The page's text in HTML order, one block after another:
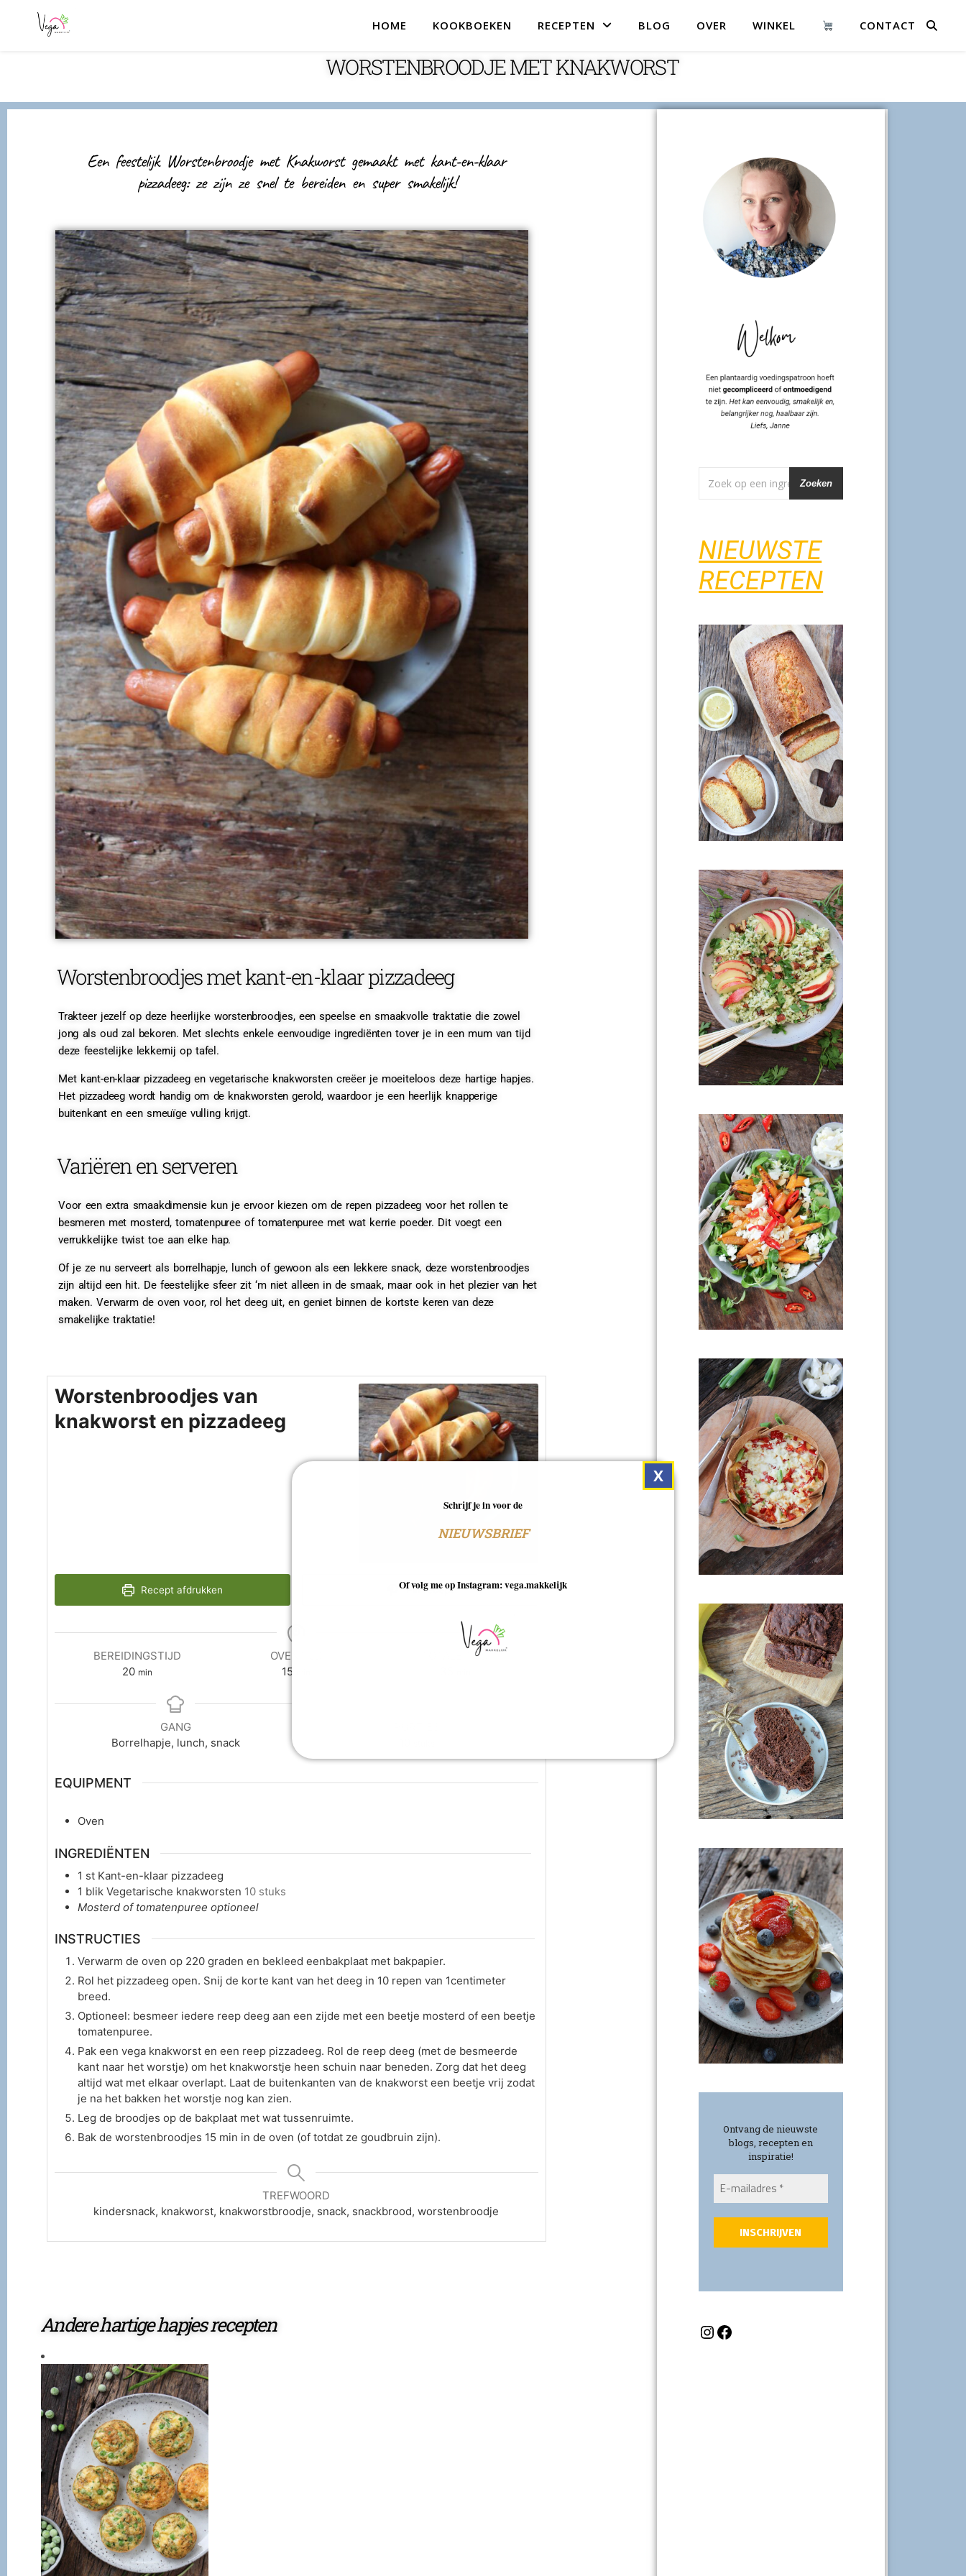
HOME KOOKBOEKEN RECEPTEN BLOG OVER WINKEL CONTACT
WORSTENBROODJE MET KNAKWORST
Een feestelijk Worstenbroodje met Knakworst gemaakt met kant-en-klaar
pizzadeeg: ze zijn ze snel te bereiden en super smakelijk!
Worstenbroodjes met kant-en-klaar pizzadeeg
Trakteer jezelf op deze heerlijke worstenbroodjes, een speelse en smaakvolle traktatie die zowel
jong als oud zal bekoren. Met slechts enkele eenvoudige ingrediënten tover je in een mum van tijd
deze feestelijke lekkernij op tafel.
Met kant-en-klaar pizzadeeg en vegetarische knakworsten creëer je moeiteloos deze hartige hapjes.
Het pizzadeeg wordt handig om de knakworsten gerold, waardoor je een heerlijk knapperige
buitenkant en een smeuïge vulling krijgt.
Variëren en serveren
Voor een extra smaakdimensie kun je ervoor kiezen om de repen pizzadeeg voor het rollen te
besmeren met mosterd, tomatenpuree of tomatenpuree met wat kerrie poeder. Dit voegt een
verrukkelijke twist toe aan elke hap.
Of je ze nu serveert als borrelhapje, lunch of gewoon als een lekkere snack, deze worstenbroodjes
zijn altijd een hit. De feestelijke sfeer zit ‘m niet alleen in de smaak, maar ook in het plezier van het
maken. Verwarm de oven voor, rol het deeg uit, en geniet binnen de kortste keren van deze
smakelijke traktatie!
Worstenbroodjes van
knakworst en pizzadeeg
Recept afdrukken Pin recept
BEREIDINGSTIJD
20 min
OVENTIJD
15
TOTALE TIJD
GANG
Borrelhapje, lunch, snack
EQUIPMENT
Oven
INGREDIËNTEN
1 st Kant-en-klaar pizzadeeg
1 blik Vegetarische knakworsten 10 stuks
Mosterd of tomatenpuree optioneel
INSTRUCTIES
Verwarm de oven op 220 graden en bekleed eenbakplaat met bakpapier.
Rol het pizzadeeg open. Snij de korte kant van het deeg in 10 repen van 1centimeter
breed.
Optioneel: besmeer iedere reep deeg aan een zijde met een beetje mosterd of een beetje
tomatenpuree.
Pak een vega knakworst en een reep pizzadeeg. Rol de reep deeg (met de besmeerde
kant naar het worstje) om het knakworstje heen schuin naar beneden. Zorg dat het deeg
altijd wat met elkaar overlapt. Laat de buitenkanten van de knakworst een beetje vrij zodat
je na het bakken het worstje nog kan zien.
Leg de broodjes op de bakplaat met wat tussenruimte.
Bak de worstenbroodjes 15 min in de oven (of totdat ze goudbruin zijn).
TREFWOORD
kindersnack, knakworst, knakworstbroodje, snack, snackbrood, worstenbroodje
Andere hartige hapjes recepten
Zoeken
NIEUWSTE
RECEPTEN
Ontvang de nieuwste
blogs, recepten en
inspiratie!
Schrijf je in voor de
NIEUWSBRIEF
Of volg me op Instagram: vega.makkelijk